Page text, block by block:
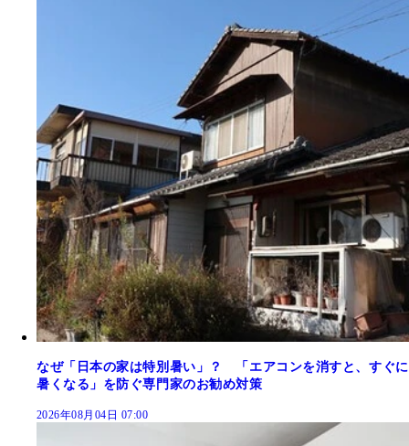
なぜ「日本の家は特別暑い」？ 「エアコンを消すと、すぐに
暑くなる」を防ぐ専門家のお勧め対策
2026年08月04日 07:00